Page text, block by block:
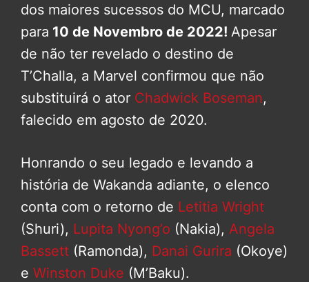
dos maiores sucessos do MCU, marcado
para 10 de Novembro de 2022! Apesar
de não ter revelado o destino de
T’Challa, a Marvel confirmou que não
substituirá o ator Chadwick Boseman,
falecido em agosto de 2020.
Honrando o seu legado e levando a
história de Wakanda adiante, o elenco
conta com o retorno de Letitia Wright
(Shuri), Lupita Nyong’o (Nakia), Angela
Bassett (Ramonda), Danai Gurira (Okoye)
e Winston Duke (M’Baku).